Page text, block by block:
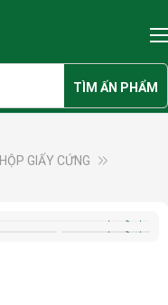
TÌM ẤN PHẨM
HỘP GIẤY CỨNG